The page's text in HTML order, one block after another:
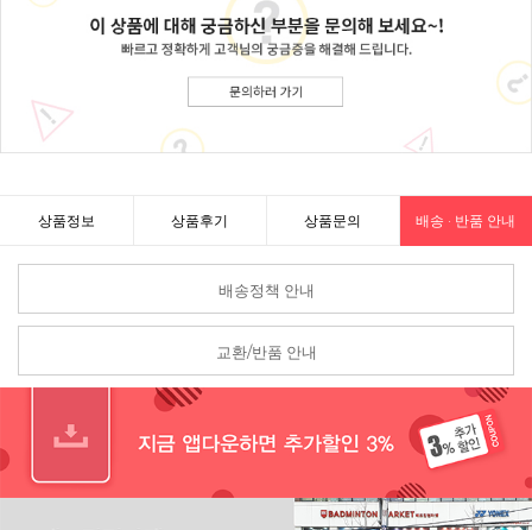
상품정보 상품후기 상품문의 배송 · 반품 안내
배송정책 안내
교환/반품 안내